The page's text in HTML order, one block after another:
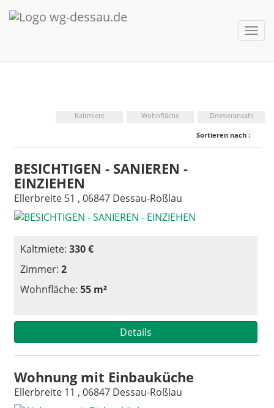
nav
Zimmeranzahl
Wohnfläche
Kaltmiete
Sortieren nach :
BESICHTIGEN - SANIEREN -
EINZIEHEN
Ellerbreite 51 , 06847 Dessau-Roßlau
Kaltmiete:330 €
Zimmer:2
Wohnfläche:55 m²
Details
Wohnung mit Einbauküche
Ellerbreite 11 , 06847 Dessau-Roßlau